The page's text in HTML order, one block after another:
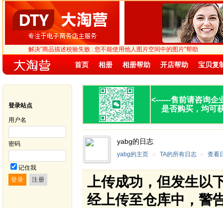
解决"商品描述校验失败 : 您不能使用他人图片空间中的图片"帮助
首页 相册 相册帮助 开店帮助 宝贝复
登录站点
用户名
密码
记住我
<------售前请咨询企
是否购买，均可
yabg的日志
yabg的主页 » TA的所有日志 » 查看
上传成功，但发生以
经上传至仓库中，警